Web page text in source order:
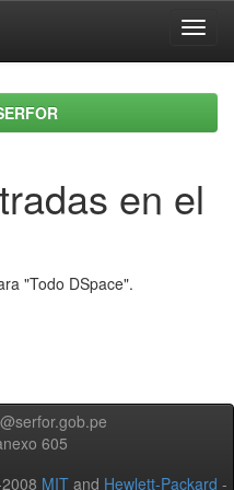
en el
"Todo DSpace".
605
MIT and Hewlett-Packard -